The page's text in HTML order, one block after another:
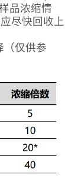
品浓缩情
尽快回收上
仅供参